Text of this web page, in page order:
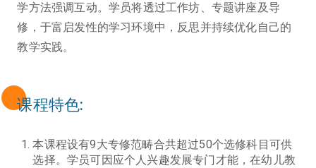
学方法强调互动。学员将透过工作坊、专题讲座及导
修，于富启发性的学习环境中，反思并持续优化自己的
教学实践。
课程特色:
本课程设有9大专修范畴合共超过50个选修科目可供
选择。学员可因应个人兴趣发展专门才能，在幼儿教